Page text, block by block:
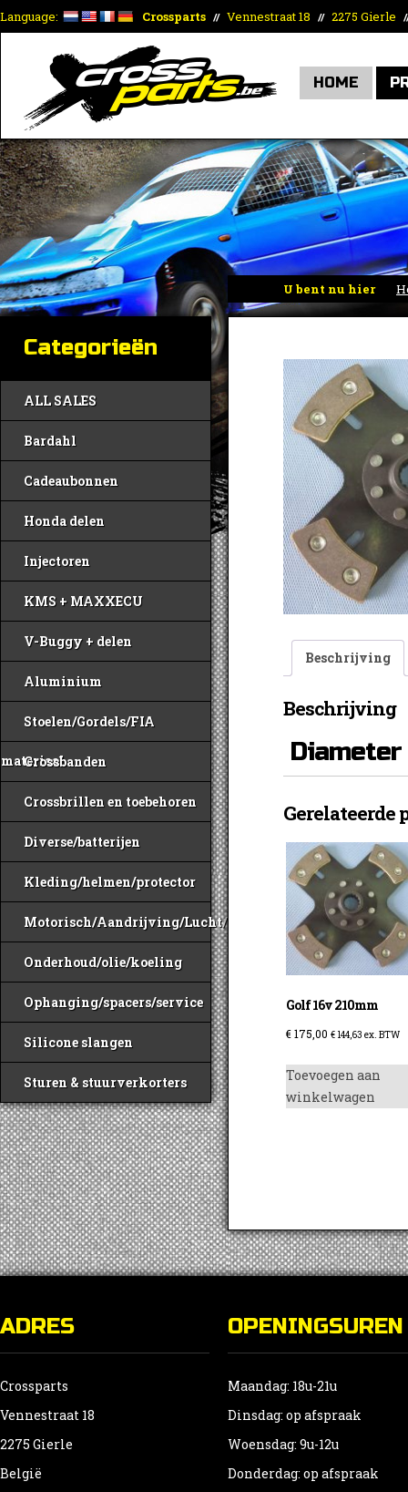
Language: Crossparts // Vennestraat 18 // 2275 Gierle
HOME
U bent nu hier
Categorieën
ALL SALES
Bardahl
Cadeaubonnen
Honda delen
Injectoren
KMS + MAXXECU
V-Buggy + delen
Aluminium
Stoelen/Gordels/FIA
materiaal
Crossbanden
Crossbrillen en toebehoren
Diverse/batterijen
Kleding/helmen/protector
Motorisch/Aandrijving/Lucht/Benzine
Onderhoud/olie/koeling
Ophanging/spacers/service
Silicone slangen
Sturen & stuurverkorters
Beschrijving
Beschrijving
Diameter
Gerelateerde
Golf 16v 210mm
€175,00 € 144,63 ex. BTW
Toevoegen aan
winkelwagen
ADRES
Crossparts
Vennestraat 18
2275 Gierle
België
OPENINGSUREN
Maandag: 18u-21u
Dinsdag: op afspraak
Woensdag: 9u-12u
Donderdag: op afspraak